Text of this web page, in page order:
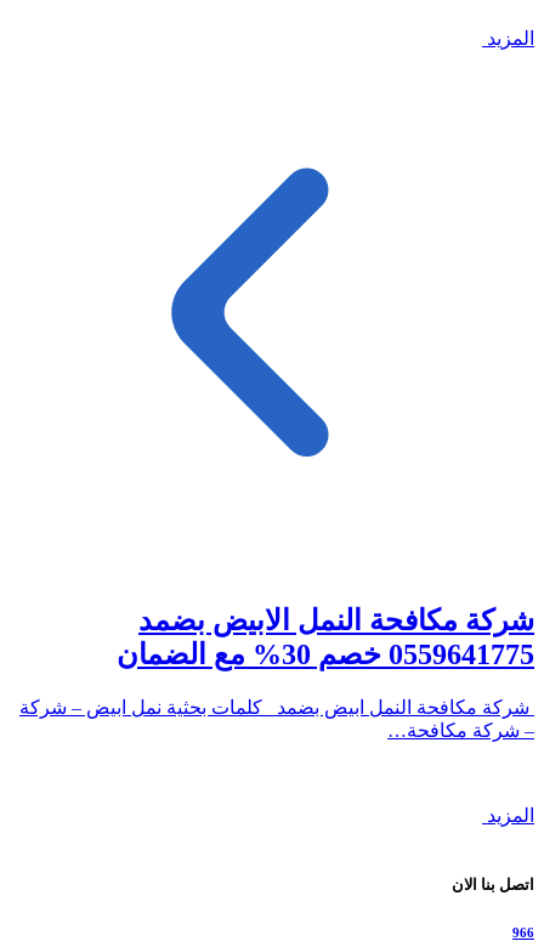
المزيد
شركة مكافحة النمل الابيض بضمد
0559641775 خصم 30% مع الضمان
شركة مكافحة النمل ابيض بضمد كلمات بحثية نمل ابيض – شركة
– شركة مكافحة…
المزيد
اتصل بنا الان
966